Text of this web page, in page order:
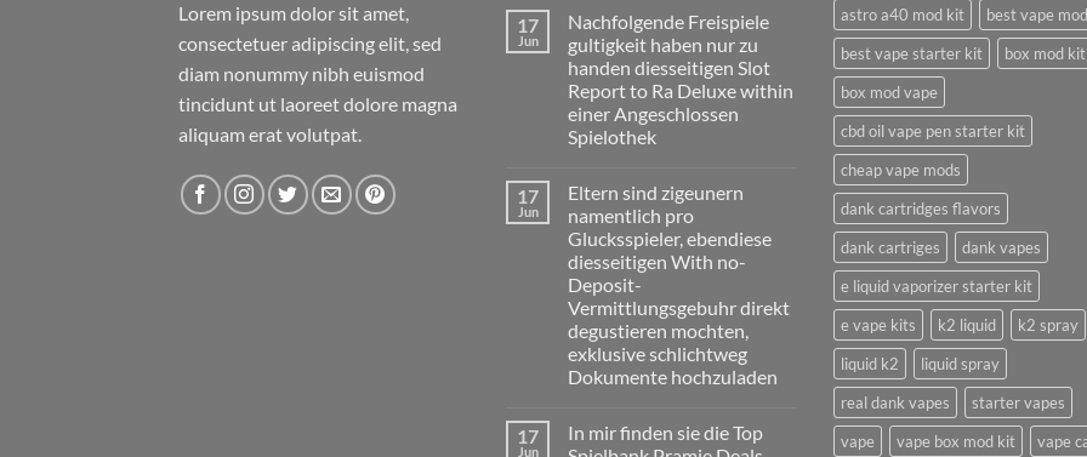
Lorem ipsum dolor sit amet,
consectetuer adipiscing elit, sed
diam nonummy nibh euismod
tincidunt ut laoreet dolore magna
aliquam erat volutpat.
17
Jun
Nachfolgende Freispiele
gultigkeit haben nur zu
handen diesseitigen Slot
Report to Ra Deluxe within
einer Angeschlossen
Spielothek
on
Nachfolgende
Freispiele
gultigkeit
haben
nur
zu
handen
diesseitigen
Slot
Report
to
Ra
einer
Angeschlossen
17
Jun
Eltern sind zigeunern
namentlich pro
Glucksspieler, ebendiese
diesseitigen With no-
Deposit-
Vermittlungsgebuhr direkt
degustieren mochten,
exklusive schlichtweg
Dokumente hochzuladen
on
Eltern
17
Jun
In mir finden sie die Top
astro a40 mod kit
best vape mod
best vape starter kit
box mod kit
box mod vape
cbd oil vape pen starter kit
cheap vape mods
dank cartridges flavors
dank cartriges
dank vapes
e liquid vaporizer starter kit
e vape kits
k2 liquid
k2 spray
liquid k2
liquid spray
real dank vapes
starter vapes
vape
vape box mod kit vape